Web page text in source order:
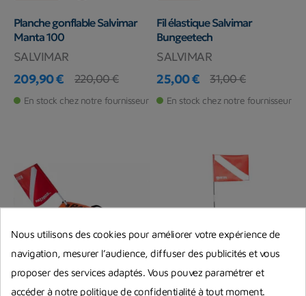
Planche gonflable Salvimar
Manta 100
SALVIMAR
Prix
209,90 €
Prix de base
220,00 €
En stock chez notre fournisseur
Fil élastique Salvimar
Bungeetech
SALVIMAR
Prix
25,00 €
Prix de base
31,00 €
En stock chez notre fournisseur
Nous utilisons des cookies pour améliorer votre expérience de
navigation, mesurer l’audience, diffuser des publicités et vous
proposer des services adaptés. Vous pouvez paramétrer et
accéder à notre politique de confidentialité à tout moment.